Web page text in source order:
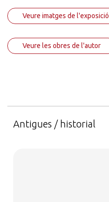
Veure imatges de l'exposició
Veure les obres de l'autor
Antigues / historial